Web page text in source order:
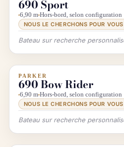
690 Sport
6,90 m Hors-bord, selon configuration
NOUS LE CHERCHONS POUR
Bateau sur recherche
INFO & RECHERCHE
PARKER
690 Bow Rider
6,90 m Hors-bord, selon configuration
NOUS LE CHERCHONS POUR
Bateau sur recherche